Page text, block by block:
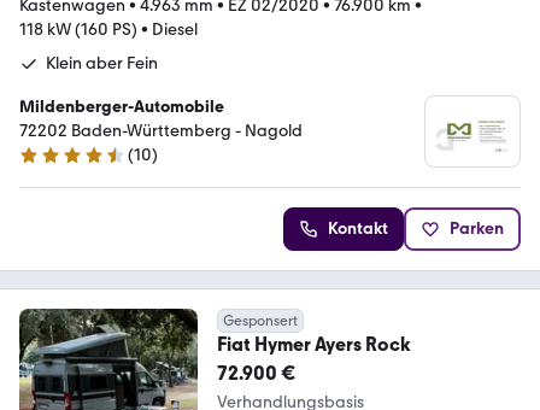
Kastenwagen • 4.963 mm • EZ 02/2020 • 76.900 km •
118 kW (160 PS) • Diesel
Klein aber Fein
Mildenberger-Automobile
72202 Baden-Württemberg - Nagold
4.4 Sterne
(10)
Kontakt Parken
Gesponsert
Fiat Hymer Ayers Rock
72.900 €
Verhandlungsbasis